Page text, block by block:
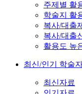
주제별 활
학술지 활
복사/대출
복사/대출
활용도 높
최신/인기 학술
최신자료